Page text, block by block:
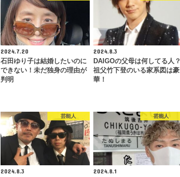
2024.7.20
石田ゆり子は結婚したいのに
できない！未だ独身の理由が
判明
2024.8.3
DAIGOの父母は何してる人？
祖父竹下登のいる家系図は豪
華！
芸能人
2024.8.3
芸能人
2024.8.1